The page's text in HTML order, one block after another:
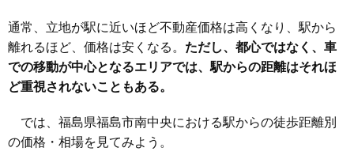
40 松山町 22万円 1,487万円 20.1%
41 御山 21万円 1,510万円 17.6%
42 八木田 20万円 1,393万円 19.4%
44 松浪町 20万円 1,692万円 22.2%
45 南沢又 19万円
21 松川駅 5.9万円 585万円 2.3%
22 向瀬上駅 5.5万円 307万円 7.5%
通常、立地が駅に近いほど不動産価格は高くなり、駅から
離れるほど、価格は安くなる。 ただし、都心ではなく、車
での移動が中心となるエリアでは、駅からの距離はそれほ
ど重視されないこともある。
では、福島県福島市南中央における駅からの徒歩距離別
の価格・相場を見てみよう。